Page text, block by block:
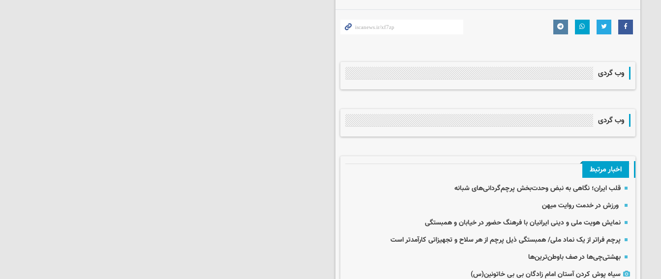
وب گردی
وب گردی
اخبار مرتبط
قلب ایران؛ نگاهی به نبض وحدت‌بخش پرچم‌گردانی‌های شبانه
ورزش در خدمت روایت میهن
نمایش هویت ملی و دینی ایرانیان با فرهنگ حضور در خیابان و همبستگی
پرچم فراتر از یک نماد ملی/ همبستگی ذیل پرچم از هر سلاح و تجهیزاتی کارآمدتر است
بهشتی‌چی‌ها در صف باوطن‌ترین‌ها
سیاه پوش کردن آستان امام زادگان بی بی خاتونین(س)